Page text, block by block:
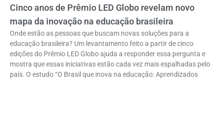
Cinco anos de Prêmio LED Globo revelam novo
mapa da inovação na educação brasileira
Onde estão as pessoas que buscam novas soluções para a
educação brasileira? Um levantamento feito a partir de cinco
edições do Prêmio LED Globo ajuda a responder essa pergunta e
mostra que essas iniciativas estão cada vez mais espalhadas pelo
país. O estudo “O Brasil que inova na educação: Aprendizados